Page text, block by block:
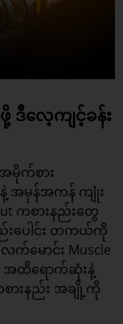
ဒီလေ့ကျင့်ခန်း
မိုက်စား
နဲ့ အမှန်အကန် ကျုံး
ကစားနည်းတွေ
းပေါင်း တကယ်ကို
မောင်း Muscle
အထိရောက်ဆုံးနဲ့
ားနည်း အချို့ကို